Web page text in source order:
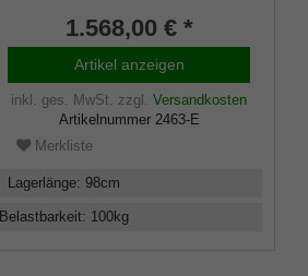
925/1000 Sterling Silber mit
präziser Nachbildung eines
Greifkopfes, aufgesetzt auf
einen Stock aus edlem
Makassar Ebenholz, inklusiv
Schlankpuffer.
1.568,00 € *
Artikel anzeigen
inkl. ges. MwSt. zzgl. Versandkosten
Artikelnummer 2463-E
Merkliste
Lagerlänge: 98cm
Belastbarkeit: 100kg